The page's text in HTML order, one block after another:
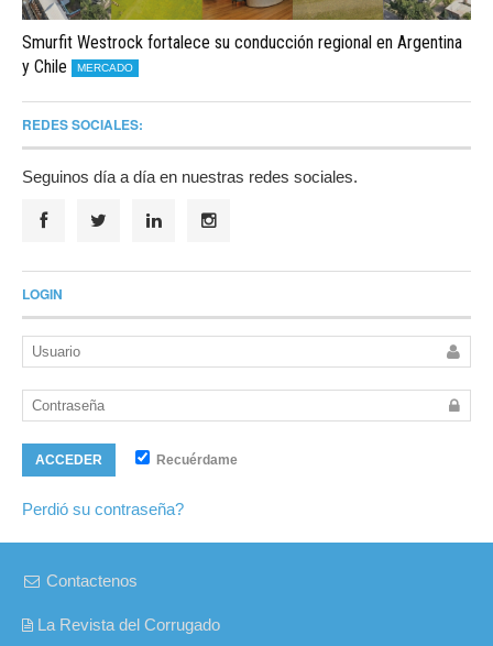
Smurfit Westrock fortalece su conducción regional en Argentina
y Chile
MERCADO
REDES SOCIALES:
Seguinos día a día en nuestras redes sociales.
LOGIN
ACCEDER Recuérdame
Perdió su contraseña?
Contactenos
La Revista del Corrugado